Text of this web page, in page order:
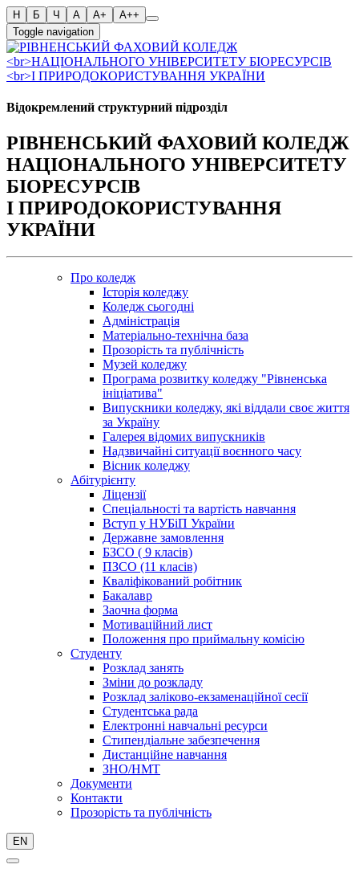
Toggle navigation
Відокремлений структурний підрозділ
РІВНЕНСЬКИЙ ФАХОВИЙ КОЛЕДЖ
НАЦІОНАЛЬНОГО УНІВЕРСИТЕТУ
БІОРЕСУРСІВ
І ПРИРОДОКОРИСТУВАННЯ
УКРАЇНИ
Про коледж
Історія коледжу
Коледж сьогодні
Адміністрація
Матеріально-технічна база
Прозорість та публічність
Музей коледжу
Програма розвитку коледжу "Рівненська
ініціатива"
Випускники коледжу, які віддали своє життя
за Україну
Галерея відомих випускників
Надзвичайні ситуації воєнного часу
Вісник коледжу
Абітурієнту
Ліцензії
Спеціальності та вартість навчання
Вступ у НУБіП України
Державне замовлення
БЗСО ( 9 класів)
ПЗСО (11 класів)
Кваліфікований робітник
Бакалавр
Заочна форма
Мотиваційний лист
Положення про приймальну комісію
Студенту
Розклад занять
Зміни до розкладу
Розклад заліково-екзаменаційної сесії
Студентська рада
Електронні навчальні ресурси
Стипендіальне забезпечення
Дистанційне навчання
ЗНО/НМТ
Документи
Контакти
Прозорість та публічність
EN